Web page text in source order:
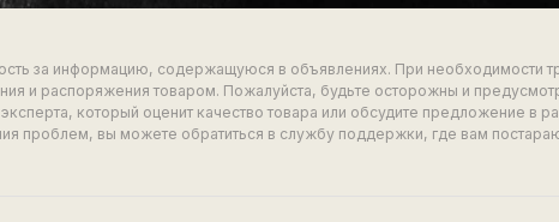
за информацию, содержащуюся в объявлениях. При необходимости
и распоряжения товаром. Пожалуйста, будьте осторожны и
который оценит качество товара или обсудите предложение в
проблем, вы можете обратиться в службу поддержки, где вам